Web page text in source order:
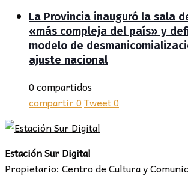
La Provincia inauguró la sala
«más compleja del país» y
modelo de
ajuste nacional
0 compartidos
compartir0Tweet0
Estación Sur Digital
Propietario: Centro de Cultura y